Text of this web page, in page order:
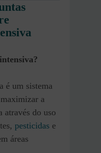
é um sistema
a
através do uso
pesticidas e
áreas